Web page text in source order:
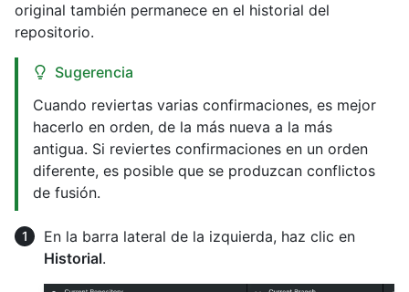
original también permanece en el historial del
repositorio.
Sugerencia
Cuando reviertas varias confirmaciones, es mejor
hacerlo en orden, de la más nueva a la más
antigua. Si reviertes confirmaciones en un orden
diferente, es posible que se produzcan conflictos
de fusión.
En la barra lateral de la izquierda, haz clic en
Historial.